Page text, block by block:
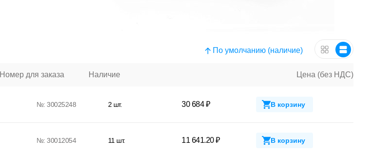
По умолчанию (наличие)
Номер для заказа Наличие Цена (без НДС)
№: 30025248 2 шт. 30 684 ₽ В корзину
№: 30012054 11 шт. 11 641.20 ₽ В корзину